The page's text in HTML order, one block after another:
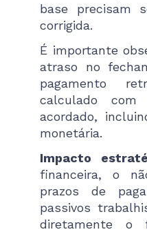
base precisam
corrigida.
É importante
atraso no
pagamento
calculado
acordado,
monetária.
Impacto
financeira, o
prazos de
passivos
diretamente o